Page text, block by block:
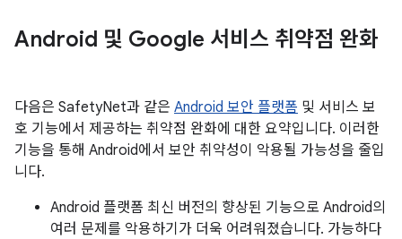
Android 및 Google 서비스 취약점 완화
다음은 SafetyNet과 같은 Android 보안 플랫폼 및 서비스 보
호 기능에서 제공하는 취약점 완화에 대한 요약입니다. 이러한
기능을 통해 Android에서 보안 취약성이 악용될 가능성을 줄입
니다.
Android 플랫폼 최신 버전의 향상된 기능으로 Android의
여러 문제를 악용하기가 더욱 어려워졌습니다. 가능하다